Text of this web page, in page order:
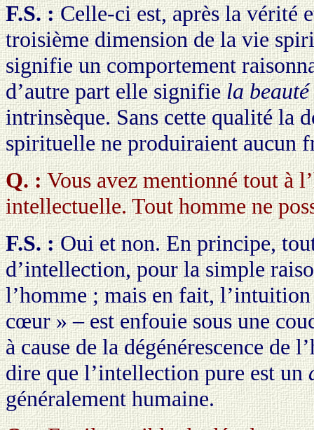
F.S. :Celle-ci est, après la vérité
troisième dimension de la vie
signifie un comportement
d’autre part elle signifiela beauté
intrinsèque. Sans cette qualité la
spirituelle ne produiraient aucun
Q. :Vous avez mentionné tout à
intellectuelle. Tout homme ne
F.S. :Oui et non. En principe,
d’intellection, pour la simple
l’homme ; mais en fait,
cœur » – est enfouie sous une
à cause de la dégénérescence de
dire que l’intellection pure est un
généralement humaine.